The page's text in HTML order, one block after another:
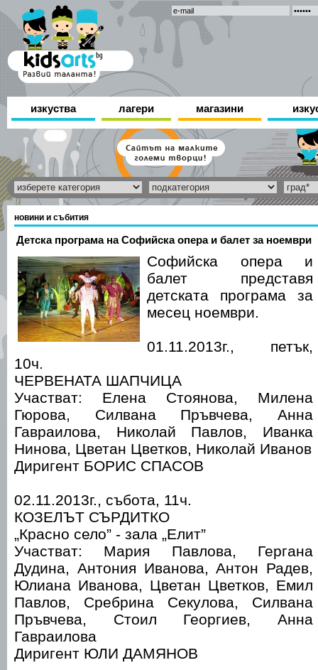
изкуства лагери магазини
новини и събития
Детска програма на Софийска опера и балет за ноември
Софийска опера и
балет представя
детската програма за
месец ноември.
01.11.2013г., петък,
10ч.
ЧЕРВЕНАТА ШАПЧИЦА
Участват: Елена Стоянова, Милена
Гюрова, Силвана Пръвчева, Анна
Гавраилова, Николай Павлов, Иванка
Нинова, Цветан Цветков, Николай Иванов
Диригент БОРИС СПАСОВ
02.11.2013г., събота, 11ч.
КОЗЕЛЪТ СЪРДИТКО
„Красно село” - зала „Елит”
Участват: Мария Павлова, Гергана
Дудина, Антония Иванова, Антон Радев,
Юлиана Иванова, Цветан Цветков, Емил
Павлов, Сребрина Секулова, Силвана
Пръвчева, Стоил Георгиев, Анна
Гавраилова
Диригент ЮЛИ ДАМЯНОВ